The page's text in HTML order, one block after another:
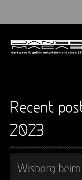
NEWS
GOTHIP PODCAST
Recent
2023
Wisborg